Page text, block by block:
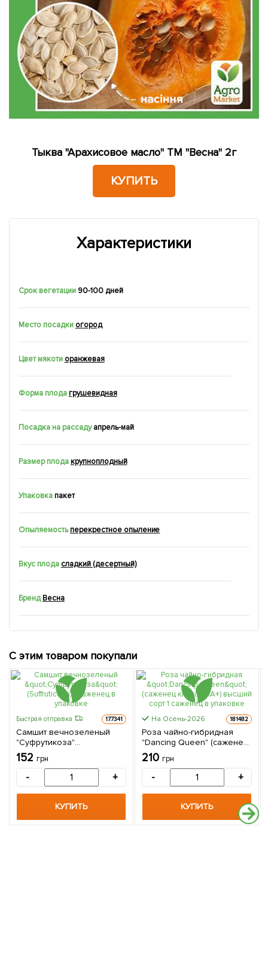
Тыква "Арахисовое масло" ТМ "Весна" 2г
КУПИТЬ
Характеристики
Срок вегетации 90-100 дней
Место посадки огород
Цвет мякоти оранжевая
Форма плодагрушевидная
Посадка на рассаду апрель-май
Размер плодакрупноплодный
Упаковкапакет
Опыляемостьперекрестное опыление
Вкус плода сладкий (десертный)
БрендВесна
С этим товаром покупали
Быстрая отправка 177341
Самшит вечнозеленый
"Суфрутикоза"
(Suffruticosa) 1 саженец в
упаковке
152 грн
- +
КУПИТЬ
На Осень-2026 181482
Роза чайно-гибридная
"Dancing Queen" (саженец
класса АА+) высший сорт 1
саженец в упаковке
210 грн
- +
КУПИТЬ